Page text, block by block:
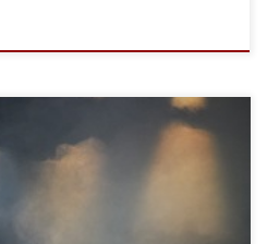
el ochenta aniversario del
numerosos los actos que se